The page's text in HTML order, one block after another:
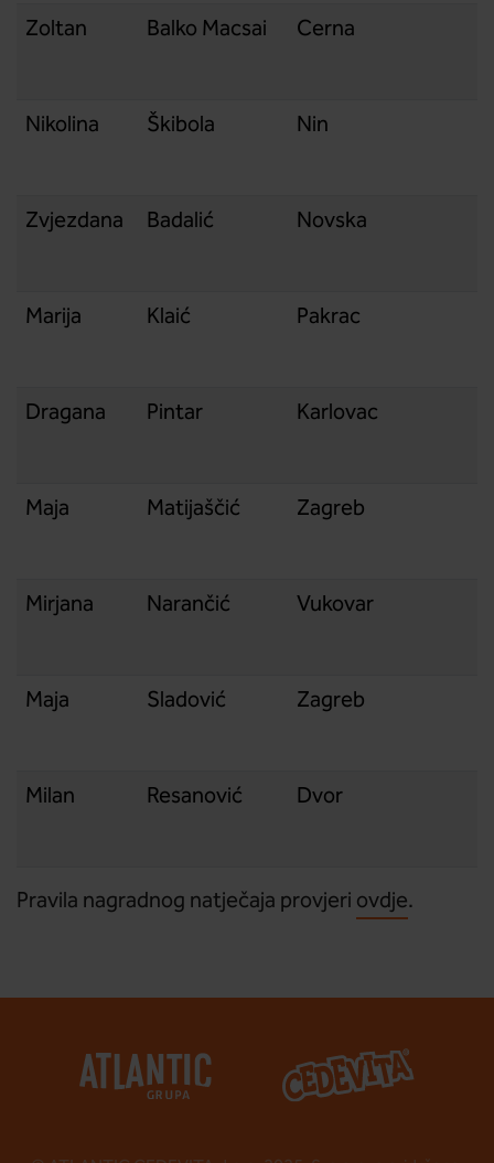
Zoltan Balko Macsai Cerna
Nikolina Škibola Nin
Zvjezdana Badalić Novska
Marija Klaić Pakrac
Dragana Pintar Karlovac
Maja Matijaščić Zagreb
Mirjana Narančić Vukovar
Maja Sladović Zagreb
Milan Resanović Dvor
Pravila nagradnog natječaja provjeri ovdje.